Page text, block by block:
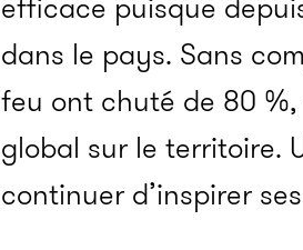
efficace puisque
dans le pays. Sans
feu ont chuté de 80
global sur le territoire.
continuer d’inspirer